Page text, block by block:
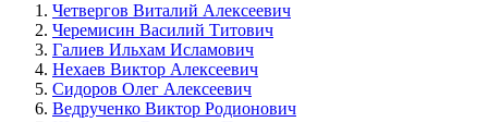
Четвергов Виталий Алексеевич
Черемисин Василий Титович
Галиев Ильхам Исламович
Нехаев Виктор Алексеевич
Сидоров Олег Алексеевич
Ведрученко Виктор Родионович